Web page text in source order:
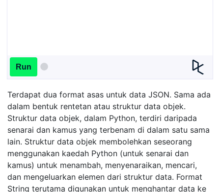
Run
Terdapat dua format asas untuk data JSON. Sama ada
dalam bentuk rentetan atau struktur data objek.
Struktur data objek, dalam Python, terdiri daripada
senarai dan kamus yang terbenam di dalam satu sama
lain. Struktur data objek membolehkan seseorang
menggunakan kaedah Python (untuk senarai dan
kamus) untuk menambah, menyenaraikan, mencari,
dan mengeluarkan elemen dari struktur data. Format
String terutama digunakan untuk menghantar data ke